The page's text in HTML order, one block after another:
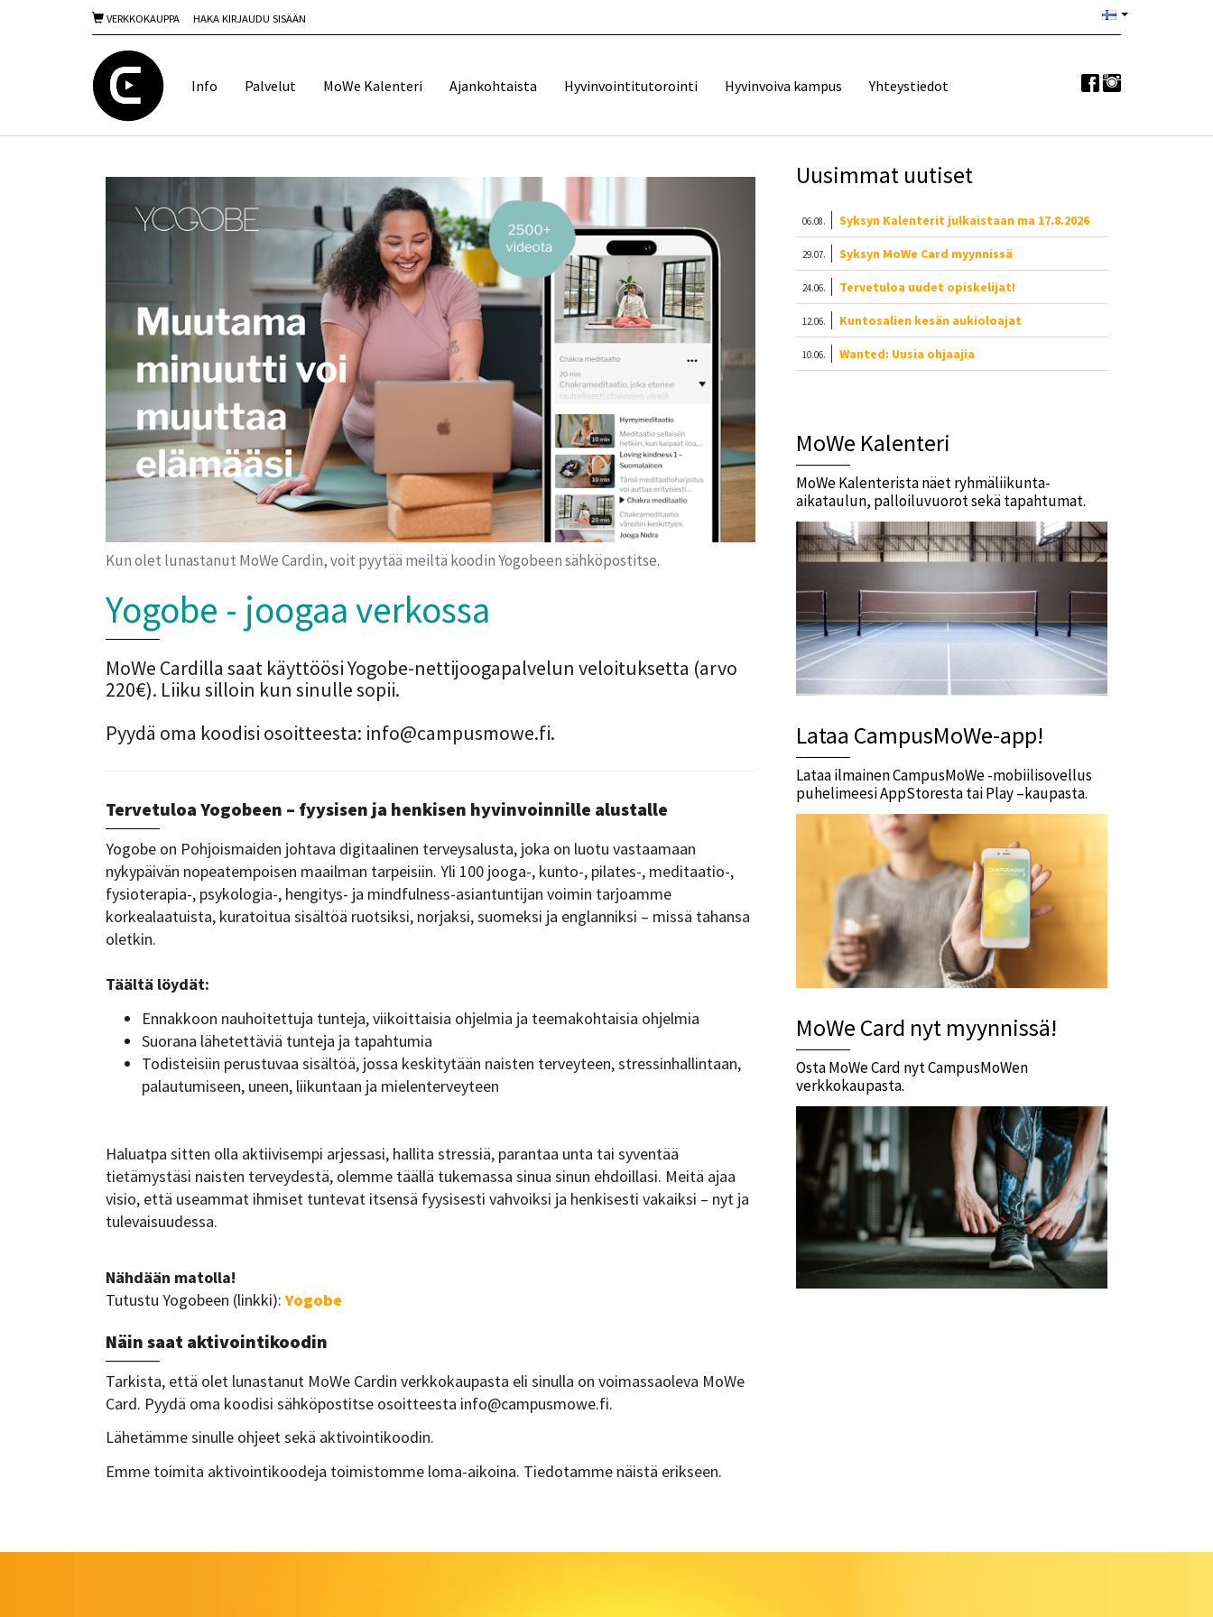
VERKKOKAUPPA HAKA KIRJAUDU SISÄÄN
Info Palvelut MoWe Kalenteri Ajankohtaista Hyvinvointitutorointi Hyvinvoiva kampus Yhteystiedot
Kun olet lunastanut MoWe Cardin, voit pyytää meiltä koodin Yogobeen sähköpostitse.
Yogobe - joogaa verkossa
MoWe Cardilla saat käyttöösi Yogobe-nettijoogapalvelun veloituksetta (arvo
220€). Liiku silloin kun sinulle sopii.
Pyydä oma koodisi osoitteesta: info@campusmowe.fi.
Tervetuloa Yogobeen – fyysisen ja henkisen hyvinvoinnille alustalle
Yogobe on Pohjoismaiden johtava digitaalinen terveysalusta, joka on luotu vastaamaan
nykypäivän nopeatempoisen maailman tarpeisiin. Yli 100 jooga-, kunto-, pilates-, meditaatio-,
fysioterapia-, psykologia-, hengitys- ja mindfulness-asiantuntijan voimin tarjoamme
korkealaatuista, kuratoitua sisältöä ruotsiksi, norjaksi, suomeksi ja englanniksi – missä tahansa
oletkin.
Täältä löydät:
Ennakkoon nauhoitettuja tunteja, viikoittaisia ohjelmia ja teemakohtaisia ohjelmia
Suorana lähetettäviä tunteja ja tapahtumia
Todisteisiin perustuvaa sisältöä, jossa keskitytään naisten terveyteen, stressinhallintaan,
palautumiseen, uneen, liikuntaan ja mielenterveyteen
Haluatpa sitten olla aktiivisempi arjessasi, hallita stressiä, parantaa unta tai syventää
tietämystäsi naisten terveydestä, olemme täällä tukemassa sinua sinun ehdoillasi. Meitä ajaa
visio, että useammat ihmiset tuntevat itsensä fyysisesti vahvoiksi ja henkisesti vakaiksi – nyt ja
tulevaisuudessa.
Nähdään matolla!
Tutustu Yogobeen (linkki):Yogobe
Näin saat aktivointikoodin
Tarkista, että olet lunastanut MoWe Cardin verkkokaupasta eli sinulla on voimassaoleva MoWe
Card. Pyydä oma koodisi sähköpostitse osoitteesta info@campusmowe.fi.
Lähetämme sinulle ohjeet sekä aktivointikoodin.
Emme toimita aktivointikoodeja toimistomme loma-aikoina. Tiedotamme näistä erikseen.
Uusimmat uutiset
06.08. Syksyn Kalenterit julkaistaan ma 17.8.2026
29.07. Syksyn MoWe Card myynnissä
24.06. Tervetuloa uudet opiskelijat!
12.06. Kuntosalien kesän aukioloajat
10.06. Wanted: Uusia ohjaajia
MoWe Kalenteri
MoWe Kalenterista näet ryhmäliikunta-
aikataulun, palloiluvuorot sekä tapahtumat.
Lataa CampusMoWe-app!
Lataa ilmainen CampusMoWe -mobiilisovellus
puhelimeesi AppStoresta tai Play –kaupasta.
MoWe Card nyt myynnissä!
Osta MoWe Card nyt CampusMoWen
verkkokaupasta.